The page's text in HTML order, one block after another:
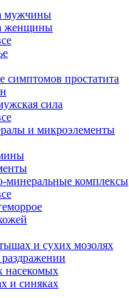
мужчины
женщины
симптомов простатита
сила
и микроэлементы
минеральные комплексы
и сухих мозолях
насекомых
и синяках